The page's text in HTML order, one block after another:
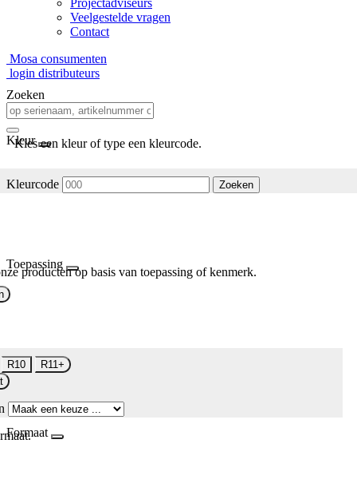
Projectadviseurs
Veelgestelde vragen
Contact
Mosa consumenten
login distributeurs
Zoeken
Kleur
Kies een kleur of type een kleurcode.
Kleurcode Zoeken
Toepassing
producten op basis van toepassing of kenmerk.
R10
R11+
Formaat